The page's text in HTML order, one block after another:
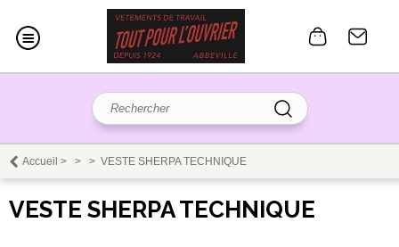
Accueil > > > VESTE SHERPA TECHNIQUE
VESTE SHERPA TECHNIQUE